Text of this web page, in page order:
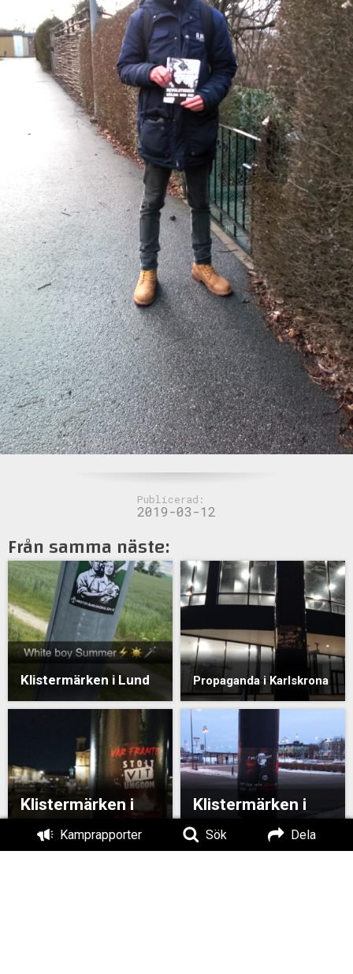
Kamprapporter Sök Dela
Publicerad:
2019-03-12
Från samma näste:
Klistermärken i Lund Propaganda i Karlskrona
Klistermärken i
Karlskrona
Klistermärken i
Karlskrona